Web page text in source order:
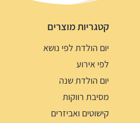
קטגריות מוצרים
יום הולדת לפי נושא
לפי אירוע
יום הולדת שנה
מסיבת רווקות
קישוטים ואביזרים